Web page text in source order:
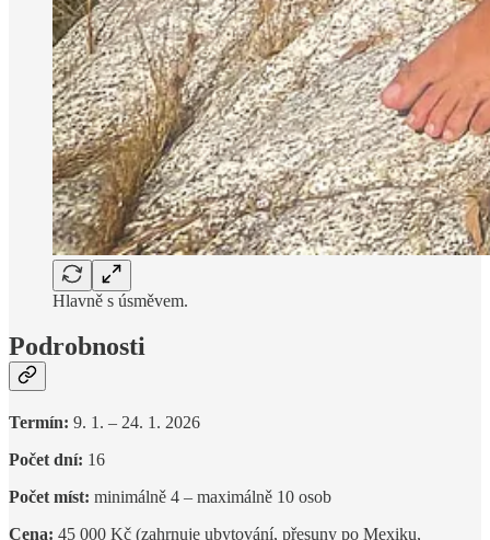
Hlavně s úsměvem.
Podrobnosti
Termín: 9. 1. – 24. 1. 2026
Počet dní: 16
Počet míst: minimálně 4 – maximálně 10 osob
Cena: 45 000 Kč (zahrnuje ubytování, přesuny po Mexiku,